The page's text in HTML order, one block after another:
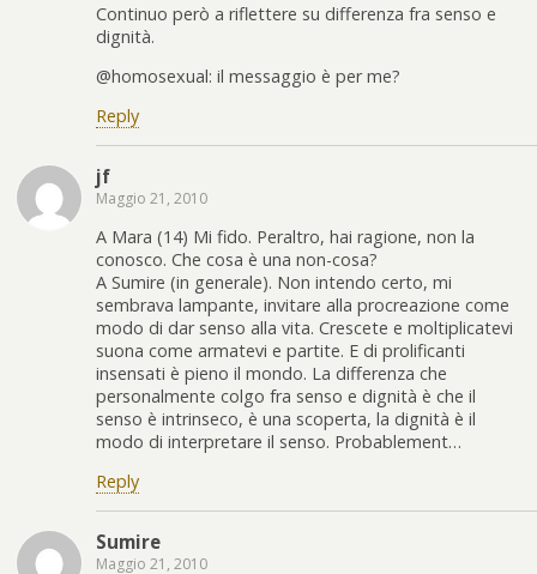
Continuo però a riflettere su differenza fra senso e
dignità.
@homosexual: il messaggio è per me?
Reply
jf
Maggio 21, 2010
A Mara (14) Mi fido. Peraltro, hai ragione, non la
conosco. Che cosa è una non-cosa?
A Sumire (in generale). Non intendo certo, mi
sembrava lampante, invitare alla procreazione come
modo di dar senso alla vita. Crescete e moltiplicatevi
suona come armatevi e partite. E di prolificanti
insensati è pieno il mondo. La differenza che
personalmente colgo fra senso e dignità è che il
senso è intrinseco, è una scoperta, la dignità è il
modo di interpretare il senso. Probablement…
Reply
Sumire
Maggio 21, 2010